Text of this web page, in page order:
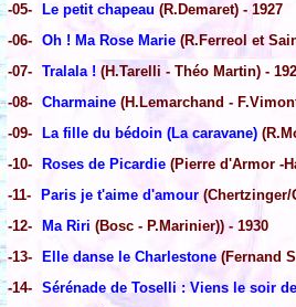
-05-
Le petit chapeau (R.Demaret) - 1927
-06- Oh ! Ma Rose Marie (R.Ferreol et
-07- Tralala ! (H.Tarelli - Théo Martin) -
-08- Charmaine (H.Lemarchand -
-09-
La fille du bédoin (La caravane)
-10-
Roses de Picardie (Pierre d'Armor -
-11-
Paris je t'aime d'amour (Chertzinger/
-12-
Ma Riri (Bosc - P.Marinier)) - 1930
-13-
Elle danse le Charlestone (Fernand
-14- Sérénade de Toselli : Viens le soir